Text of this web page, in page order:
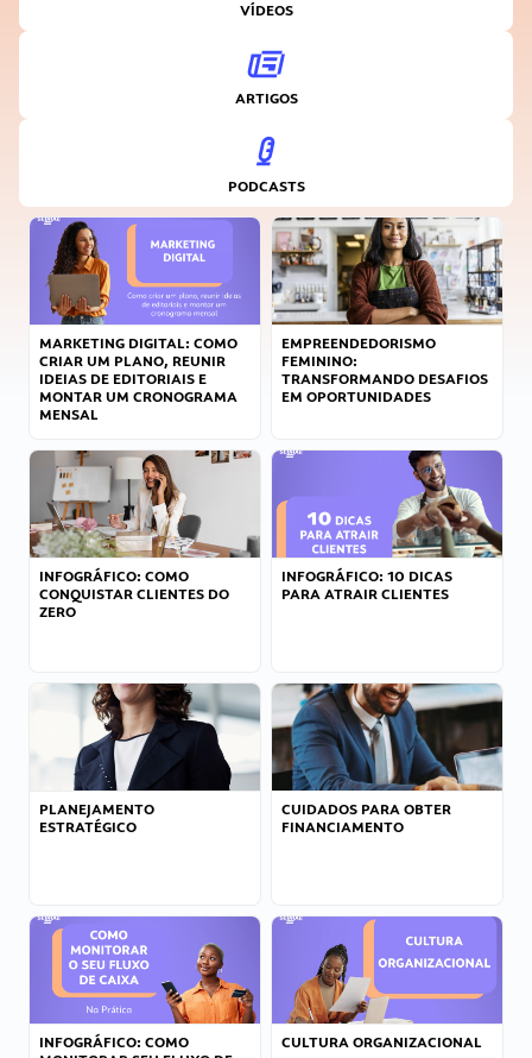
VÍDEOS
ARTIGOS
PODCASTS
MARKETING DIGITAL: COMO
CRIAR UM PLANO, REUNIR
IDEIAS DE EDITORIAIS E
MONTAR UM CRONOGRAMA
MENSAL
EMPREENDEDORISMO
FEMININO:
TRANSFORMANDO DESAFIOS
EM OPORTUNIDADES
INFOGRÁFICO: COMO
CONQUISTAR CLIENTES DO
ZERO
INFOGRÁFICO: 10 DICAS
PARA ATRAIR CLIENTES
PLANEJAMENTO
ESTRATÉGICO
CUIDADOS PARA OBTER
FINANCIAMENTO
INFOGRÁFICO: COMO
CULTURA ORGANIZACIONAL